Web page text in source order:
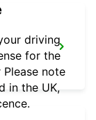
driving
for the
note
in the UK,